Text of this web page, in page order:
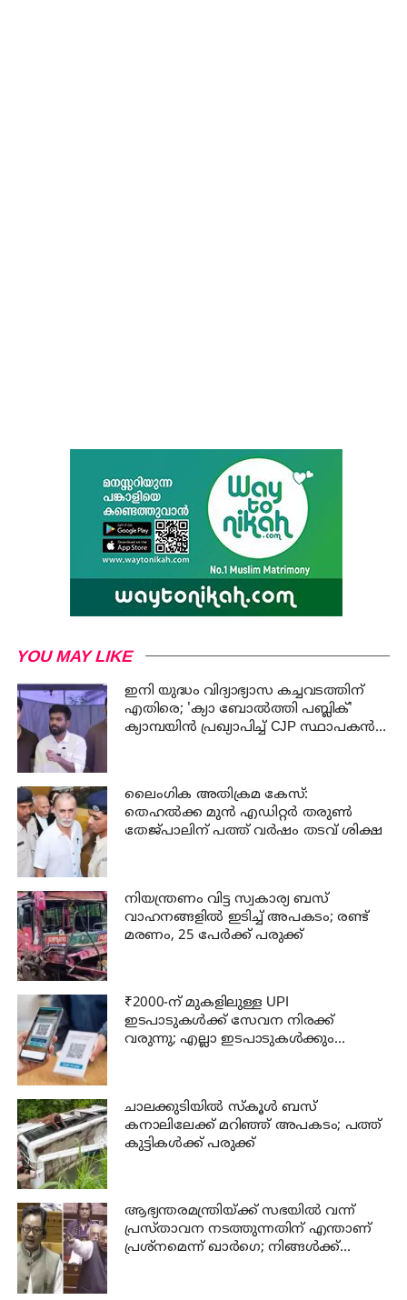
YOU MAY LIKE
ഇനി യുദ്ധം വിദ്യാഭ്യാസ കച്ചവടത്തിന്
എതിരെ; 'ക്യാ ബോൽത്തി പബ്ലിക്'
ക്യാമ്പയിൻ പ്രഖ്യാപിച്ച് CJP സ്ഥാപകൻ
ലൈംഗിക അതിക്രമ കേസ്:
തെഹൽക്ക മുൻ എഡിറ്റർ തരുൺ
തേജ്പാലിന് പത്ത് വർഷം തടവ് ശിക്ഷ
നിയന്ത്രണം വിട്ട സ്വകാര്യ ബസ്
വാഹനങ്ങളില്‍ ഇടിച്ച് അപകടം; രണ്ട്
മരണം, 25 പേർക്ക് പരുക്ക്
₹2000-ന് മുകളിലുള്ള UPI
ഇടപാടുകൾക്ക് സേവന നിരക്ക്
വരുന്നു; എല്ലാ ഇടപാടുകൾക്കും
ചാലക്കുടിയില്‍ സ്‌കൂള്‍ ബസ്
കനാലിലേക്ക് മറിഞ്ഞ് അപകടം; പത്ത്
കുട്ടികള്‍ക്ക് പരുക്ക്
ആഭ്യന്തരമന്ത്രിയ്ക്ക് സഭയില്‍ വന്ന്
പ്രസ്താവന നടത്തുന്നതിന് എന്താണ്
പ്രശ്‌നമെന്ന് ഖാര്‍ഗെ; നിങ്ങള്‍ക്ക്